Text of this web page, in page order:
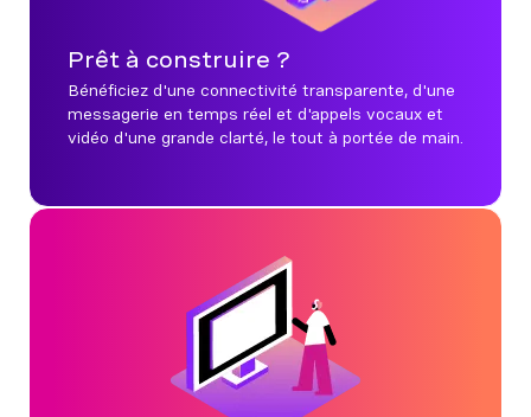
Prêt à construire ?
Bénéficiez d'une connectivité transparente, d'une
messagerie en temps réel et d'appels vocaux et
vidéo d'une grande clarté, le tout à portée de main.